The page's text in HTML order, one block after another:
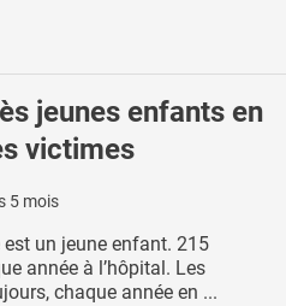
jeunes enfants en
victimes
5 mois
un jeune enfant. 215
année à l’hôpital. Les
chaque année en ...